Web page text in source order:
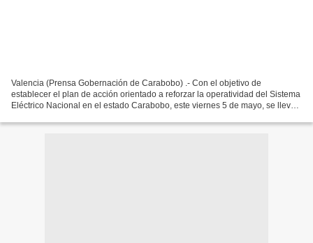
Valencia (Prensa Gobernación de Carabobo) .- Con el objetivo de
establecer el plan de acción orientado a reforzar la operatividad del Sistema
Eléctrico Nacional en el estado Carabobo, este viernes 5 de mayo, se llevó